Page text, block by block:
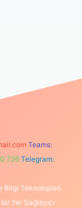
Teams:
726 Telegram:
Bilgi Teknolojileri
Yer Sağlayıcı